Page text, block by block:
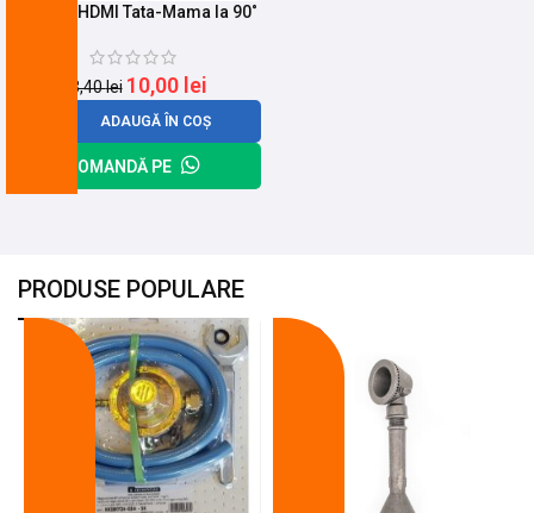
Adaptor HDMI Tata-Mama la 90˚
13,40lei 10,00 lei
ADAUGĂ ÎN COȘ
COMANDĂ PE
PRODUSE POPULARE